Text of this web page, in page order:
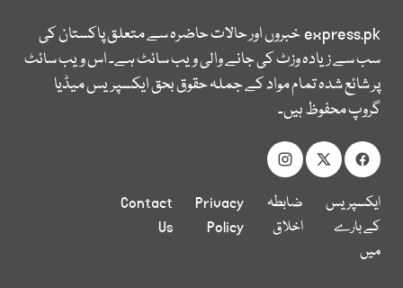
express.pkخبروں اور حالات حاضرہ سے متعلق پاکستان کی
سب سے زیادہ وزٹ کی جانے والی ویب سائٹ ہے۔ اس ویب سائٹ
پر شائع شدہ تمام مواد کے جملہ حقوق بحق ایکسپریس میڈیا
گروپ محفوظ ہیں۔
ایکسپریس
کے بارے
میں
ضابطہ
اخلاق
Privacy
Policy
Contact
Us